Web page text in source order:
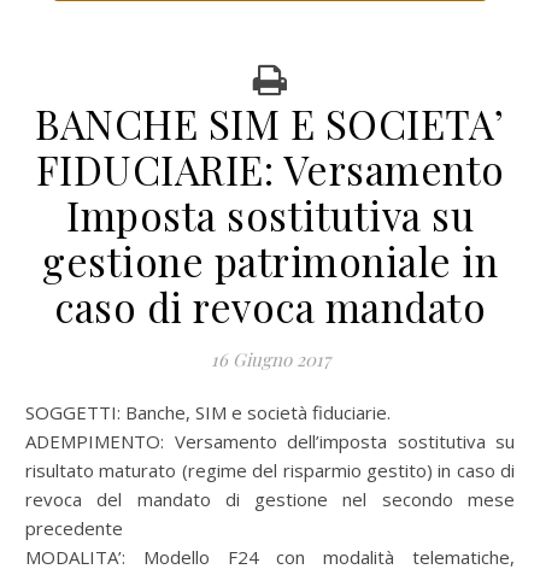
BANCHE SIM E SOCIETA’
FIDUCIARIE: Versamento
Imposta sostitutiva su
gestione patrimoniale in
caso di revoca mandato
16 Giugno 2017
SOGGETTI: Banche, SIM e società fiduciarie.
ADEMPIMENTO: Versamento dell’imposta sostitutiva su
risultato maturato (regime del risparmio gestito) in caso di
revoca del mandato di gestione nel secondo mese
precedente
MODALITA’: Modello F24 con modalità telematiche,